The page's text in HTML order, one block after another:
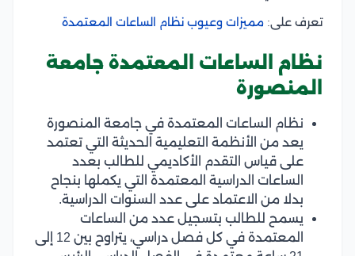
تعرف على: مميزات وعيوب نظام الساعات المعتمدة
نظام الساعات المعتمدة جامعة
المنصورة
نظام الساعات المعتمدة في جامعة المنصورة
يعد من الأنظمة التعليمية الحديثة التي تعتمد
على قياس التقدم الأكاديمي للطالب بعدد
الساعات الدراسية المعتمدة التي يكملها بنجاح
بدلا من الاعتماد على عدد السنوات الدراسية.
يسمح للطالب بتسجيل عدد من الساعات
المعتمدة في كل فصل دراسي، يتراوح بين 12 إلى